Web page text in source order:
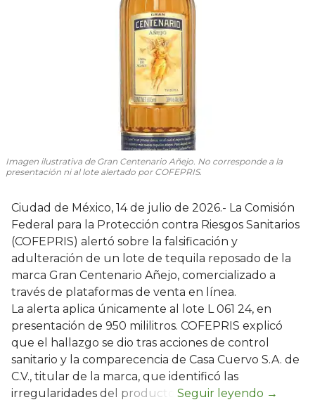
Imagen ilustrativa de Gran Centenario Añejo. No corresponde a la
presentación ni al lote alertado por COFEPRIS.
Ciudad de México, 14 de julio de 2026.- La Comisión
Federal para la Protección contra Riesgos Sanitarios
(COFEPRIS) alertó sobre la falsificación y
adulteración de un lote de tequila reposado de la
marca Gran Centenario Añejo, comercializado a
través de plataformas de venta en línea.
La alerta aplica únicamente al lote L 061 24, en
presentación de 950 mililitros. COFEPRIS explicó
que el hallazgo se dio tras acciones de control
sanitario y la comparecencia de Casa Cuervo S.A. de
C.V., titular de la marca, que identificó las
irregularidades del producto.